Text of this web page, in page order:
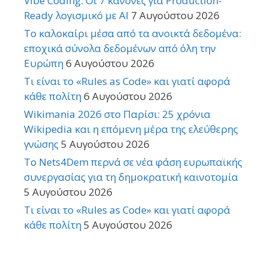
Ready λογισμικό με AI 7 Αυγούστου 2026
Το καλοκαίρι μέσα από τα ανοικτά δεδομένα:
εποχικά σύνολα δεδομένων από όλη την
Ευρώπη6 Αυγούστου 2026
Τι είναι το «Rules as Code» και γιατί αφορά
κάθε πολίτη6 Αυγούστου 2026
Wikimania 2026 στο Παρίσι: 25 χρόνια
Wikipedia και η επόμενη μέρα της ελεύθερης
γνώσης 5 Αυγούστου 2026
Το Nets4Dem περνά σε νέα φάση ευρωπαϊκής
συνεργασίας για τη δημοκρατική καινοτομία
5 Αυγούστου 2026
Τι είναι το «Rules as Code» και γιατί αφορά
κάθε πολίτη5 Αυγούστου 2026